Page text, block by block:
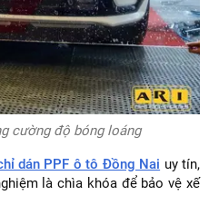
cường độ bóng loáng
dán PPF ô tô Đồng Nai uy tín,
là chìa khóa để bảo vệ xế